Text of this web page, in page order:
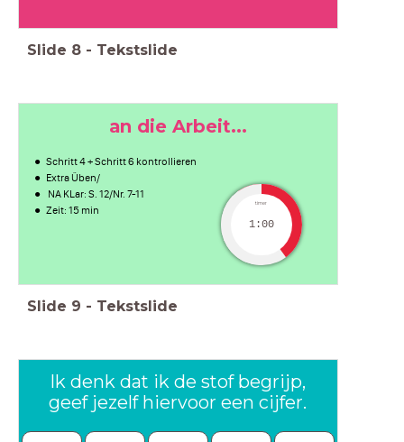
Slide 8 - Tekstslide
an die Arbeit...
Schritt 4 + Schritt 6 kontrollieren
Extra Üben/
NA KLar: S. 12/Nr. 7-11
Zeit: 15 min
timer
1:00
Slide 9 - Tekstslide
Ik denk dat ik de stof begrijp,
geef jezelf hiervoor een cijfer.